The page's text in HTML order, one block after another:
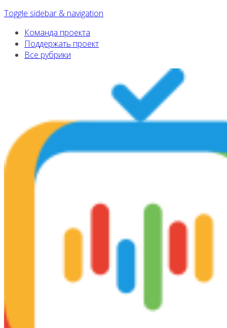
Toggle sidebar & navigation
Команда проекта
Поддержать проект
Все рубрики